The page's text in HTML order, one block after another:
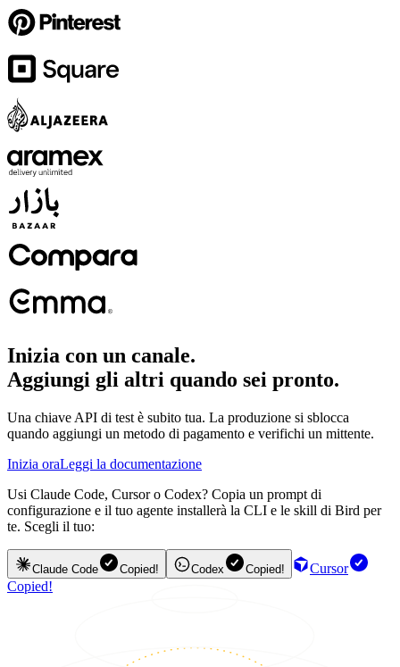
Inizia con un canale.
Aggiungi gli altri quando sei pronto.
Una chiave API di test è subito tua. La produzione si sblocca
quando aggiungi un metodo di pagamento e verifichi un mittente.
Inizia oraLeggi la documentazione
Usi Claude Code, Cursor o Codex? Copia un prompt di
configurazione e il tuo agente installerà la CLI e le skill di Bird per
te. Scegli il tuo:
Claude Code Copied! Codex Copied!
Cursor
Copied!